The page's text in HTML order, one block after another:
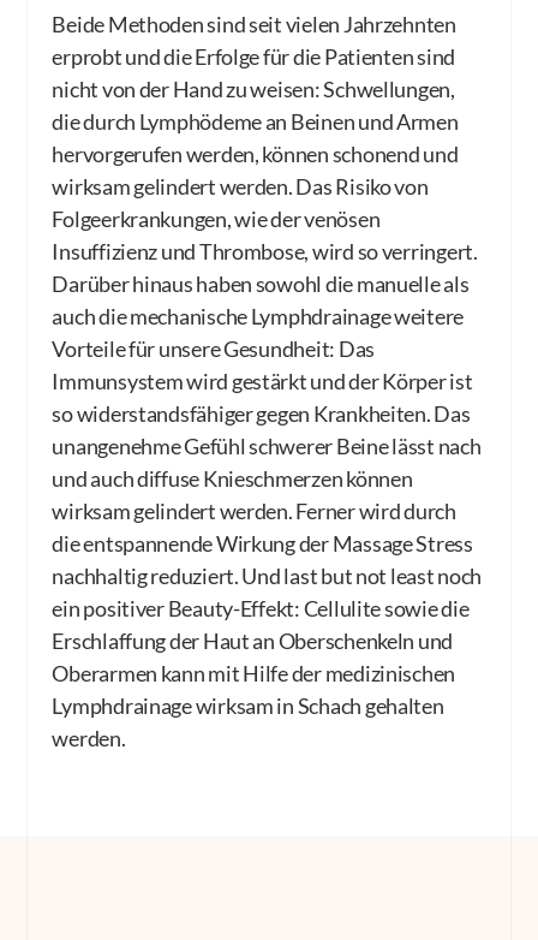
Beide Methoden sind seit vielen Jahrzehnten
erprobt und die Erfolge für die Patienten sind
nicht von der Hand zu weisen: Schwellungen,
die durch Lymphödeme an Beinen und Armen
hervorgerufen werden, können schonend und
wirksam gelindert werden. Das Risiko von
Folgeerkrankungen, wie der venösen
Insuffizienz und Thrombose, wird so verringert.
Darüber hinaus haben sowohl die manuelle als
auch die mechanische Lymphdrainage weitere
Vorteile für unsere Gesundheit: Das
Immunsystem wird gestärkt und der Körper ist
so widerstandsfähiger gegen Krankheiten. Das
unangenehme Gefühl schwerer Beine lässt nach
und auch diffuse Knieschmerzen können
wirksam gelindert werden. Ferner wird durch
die entspannende Wirkung der Massage Stress
nachhaltig reduziert. Und last but not least noch
ein positiver Beauty-Effekt: Cellulite sowie die
Erschlaffung der Haut an Oberschenkeln und
Oberarmen kann mit Hilfe der medizinischen
Lymphdrainage wirksam in Schach gehalten
werden.